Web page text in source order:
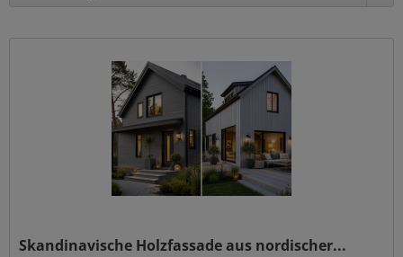
Skandinavische Holzfassade aus nordischer...